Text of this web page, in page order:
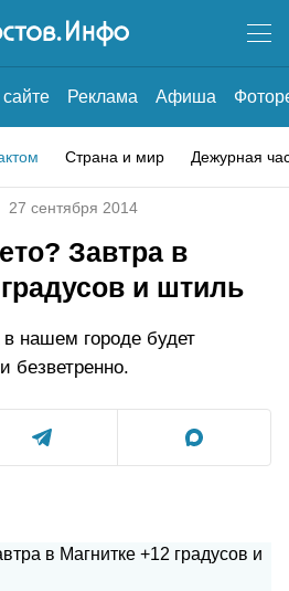
Реклама Афиша
Страна и мир Дежурная
27 сентября 2014
Завтра в
и штиль
в нашем городе будет
безветренно.